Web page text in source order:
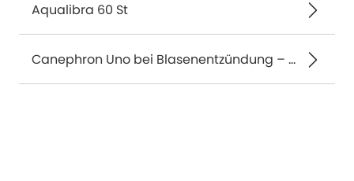
Aqualibra 60 St
Canephron Uno bei Blasenentzündung – mit 4-fach Wirkung 60 St